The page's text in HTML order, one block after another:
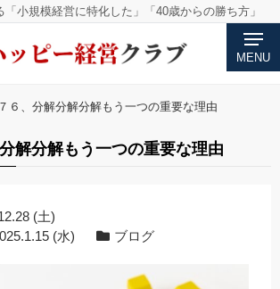
小規模経営に特化した」「40歳からの勝ち方」
MENU
６、分解分解分解もう一つの重要な理由
解分解もう一つの重要な理由
(土)
(水) ブログ